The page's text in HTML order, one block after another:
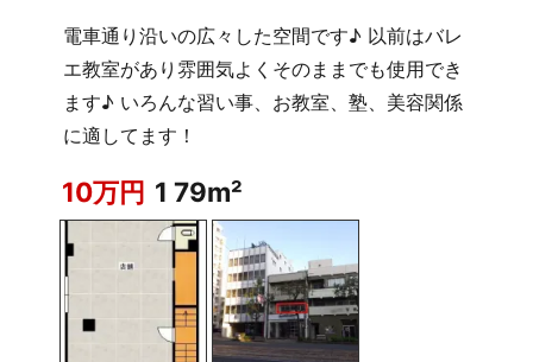
電車通り沿いの広々した空間です♪ 以前はバレ
エ教室があり雰囲気よくそのままでも使用でき
ます♪ いろんな習い事、お教室、塾、美容関係
に適してます！
10万円 1 79m²